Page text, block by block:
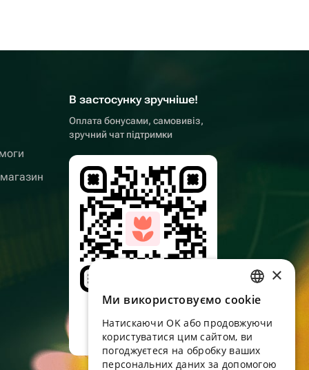
В застосунку зручніше!
Оплата бонусами, самовивіз,
зручний чат підтримки
Наведіть камеру,
RUSSIAN
ENGLISH
UKRAINIAN
×
Ми використовуємо cookie
Натискаючи OK або продовжуючи
користуватися цим сайтом, ви
погоджуєтеся на обробку ваших
персональних даних за допомогою